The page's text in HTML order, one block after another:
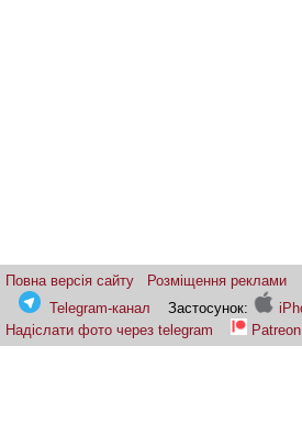
Повна версія сайту Розміщення реклами
Telegram-канал
Застосунок:
Надіслати фото через telegram
Patreon